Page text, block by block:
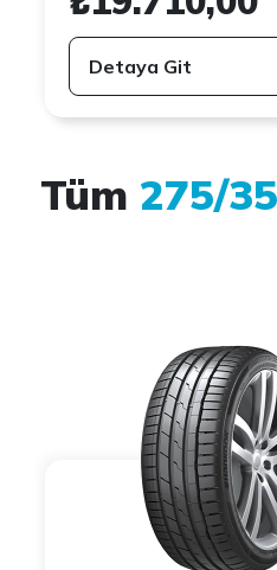
Detaya Git
Tüm 275/